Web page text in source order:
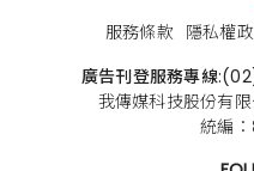
服務條款 隱私權
廣告刊登服務專線:
我傳媒科技股份有
統編